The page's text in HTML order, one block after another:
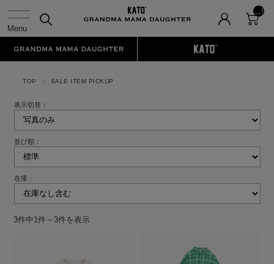
__I
TM
TOP SALE ITEM PICKUP
表示切替：
並び順：
在庫：
3件中1件～3件を表示